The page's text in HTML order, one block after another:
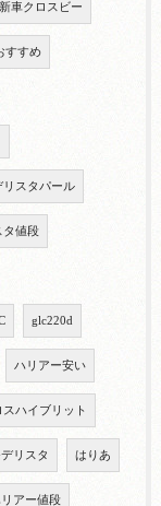
新車クロスビー
すめ
リスタパール
タ値段
glc220d
ハリアー安い
ハイブリット
リスタ はりあ
アー値段